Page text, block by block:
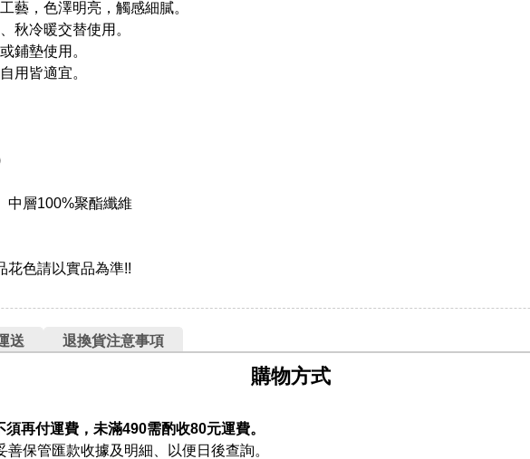
藝，色澤明亮，觸感細膩。
秋冷暖交替使用。
鋪墊使用。
用皆適宜。
中層100%聚酯纖維
花色請以實品為準!!
送 退換貨注意事項
購物方式
再付運費，未滿490需酌收80元運費。
善保管匯款收據及明細、以便日後查詢。